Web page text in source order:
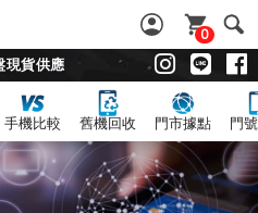
0
貨供應
手機比較 舊機回收 門市據點 門